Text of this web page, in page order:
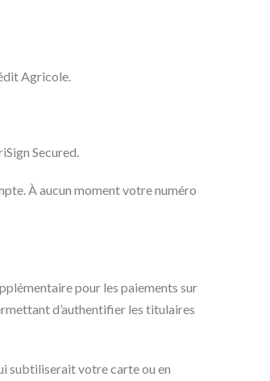
Agricole.
Secured.
À aucun moment votre numéro
pour les paiements sur
d’authentifier les titulaires
subtiliserait votre carte ou en